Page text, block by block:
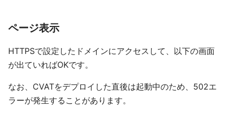
ページ表示
HTTPSで設定したドメインにアクセスして、以下の画面
が出ていればOKです。
なお、CVATをデプロイした直後は起動中のため、502エ
ラーが発生することがあります。